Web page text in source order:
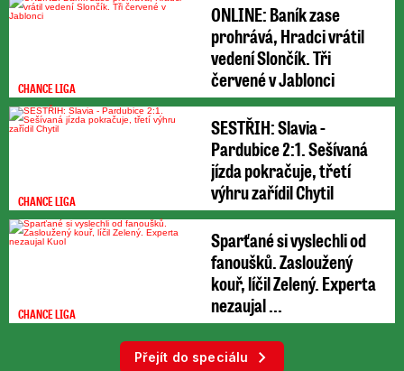
CHANCE LIGA
ONLINE: Baník zase
prohrává, Hradci vrátil
vedení Slončík. Tři
červené v Jablonci
CHANCE LIGA
SESTŘIH: Slavia -
Pardubice 2:1. Sešívaná
jízda pokračuje, třetí
výhru zařídil Chytil
CHANCE LIGA
Sparťané si vyslechli od
fanoušků. Zasloužený
kouř, líčil Zelený. Experta
nezaujal ...
Přejít do speciálu